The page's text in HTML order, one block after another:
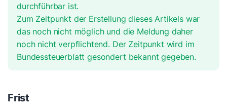
durchführbar ist.
Zum Zeitpunkt der Erstellung dieses Artikels war
das noch nicht möglich und die Meldung daher
noch nicht verpflichtend. Der Zeitpunkt wird im
Bundessteuerblatt gesondert bekannt gegeben.
Frist